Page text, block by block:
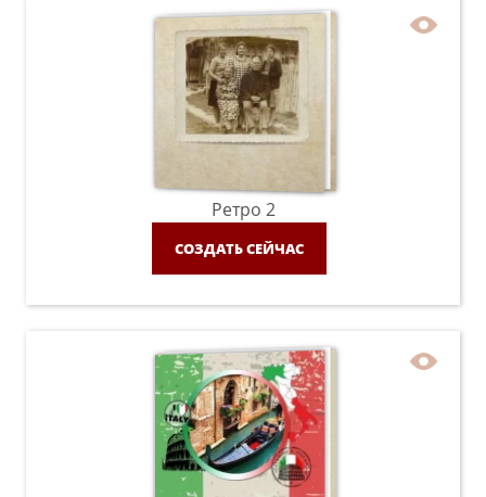
Ретро 2
СОЗДАТЬ СЕЙЧАС